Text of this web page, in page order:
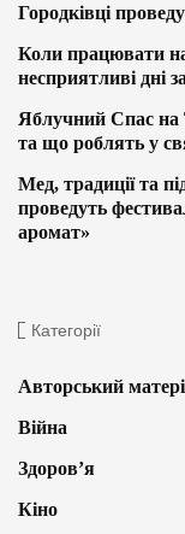
Городківці
Коли працювати на
несприятливі дні
Яблучний Спас на
та що роблять у
Мед, традиції та
проведуть
аромат»
Категорії
Авторський
Війна
Здоров’я
Кіно